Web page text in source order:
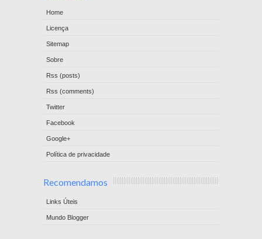
Home
Licença
Sitemap
Sobre
Rss (posts)
Rss (comments)
Twitter
Facebook
Google+
Política de privacidade
Recomendamos
Links Úteis
Mundo Blogger